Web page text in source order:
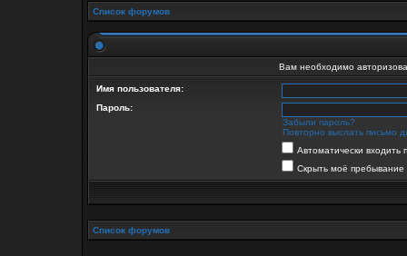
Список форумов
Вам необходимо
Имя пользователя:
Пароль:
Забыли пароль?
Повторно выслать письмо
Автоматически
Скрыть моё пребывание
Список форумов